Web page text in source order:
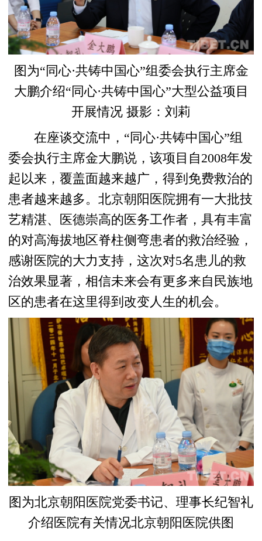
图为“同心·共铸中国心”组委会执行主席金
大鹏介绍“同心·共铸中国心”大型公益项目
开展情况 摄影：刘莉
在座谈交流中，“同心·共铸中国心”组
委会执行主席金大鹏说，该项目自2008年发
起以来，覆盖面越来越广，得到免费救治的
患者越来越多。北京朝阳医院拥有一大批技
艺精湛、医德崇高的医务工作者，具有丰富
的对高海拔地区脊柱侧弯患者的救治经验，
感谢医院的大力支持，这次对5名患儿的救
治效果显著，相信未来会有更多来自民族地
区的患者在这里得到改变人生的机会。
图为北京朝阳医院党委书记、理事长纪智礼
介绍医院有关情况北京朝阳医院供图